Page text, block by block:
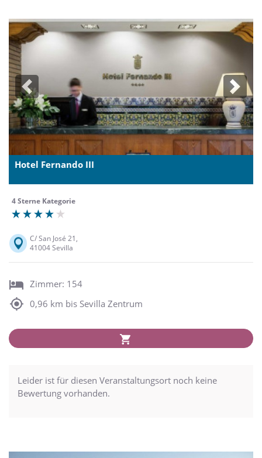
Previous Next
Hotel Fernando III
4 Sterne Kategorie
C/ San José 21,
41004 Sevilla
Zimmer: 154
0,96 km bis Sevilla Zentrum
Leider ist für diesen Veranstaltungsort noch keine
Bewertung vorhanden.